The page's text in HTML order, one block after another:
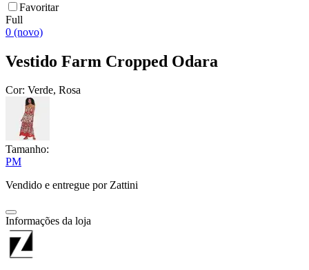
Favoritar
Full
0 (novo)
Vestido Farm Cropped Odara
Cor: Verde, Rosa
Tamanho:
PM
Vendido e entregue por Zattini
Informações da loja